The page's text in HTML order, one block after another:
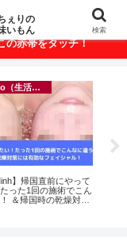
が満載！
の赤帯をタッチ！
ちぇり info（生活情報）
】帰国直前にやって
った1回の施術でこん
策
ぇりの
いもん
検索